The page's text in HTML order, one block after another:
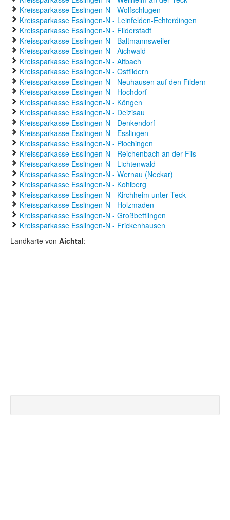
Kreissparkasse Esslingen-N - Wolfschlugen
Kreissparkasse Esslingen-N - Leinfelden-Echterdingen
Kreissparkasse Esslingen-N - Filderstadt
Kreissparkasse Esslingen-N - Baltmannsweiler
Kreissparkasse Esslingen-N - Aichwald
Kreissparkasse Esslingen-N - Altbach
Kreissparkasse Esslingen-N - Ostfildern
Kreissparkasse Esslingen-N - Neuhausen auf den Fildern
Kreissparkasse Esslingen-N - Hochdorf
Kreissparkasse Esslingen-N - Köngen
Kreissparkasse Esslingen-N - Deizisau
Kreissparkasse Esslingen-N - Denkendorf
Kreissparkasse Esslingen-N - Esslingen
Kreissparkasse Esslingen-N - Plochingen
Kreissparkasse Esslingen-N - Reichenbach an der Fils
Kreissparkasse Esslingen-N - Lichtenwald
Kreissparkasse Esslingen-N - Wernau (Neckar)
Kreissparkasse Esslingen-N - Kohlberg
Kreissparkasse Esslingen-N - Kirchheim unter Teck
Kreissparkasse Esslingen-N - Holzmaden
Kreissparkasse Esslingen-N - Großbettlingen
Kreissparkasse Esslingen-N - Frickenhausen
Landkarte von Aichtal: